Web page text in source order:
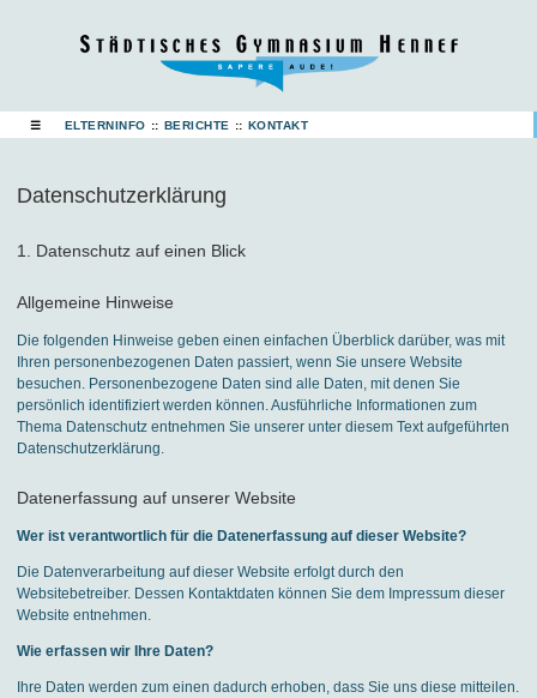
☰ ELTERNINFO :: BERICHTE :: KONTAKT
Datenschutzerklärung
1. Datenschutz auf einen Blick
Allgemeine Hinweise
Die folgenden Hinweise geben einen einfachen Überblick darüber, was mit
Ihren personenbezogenen Daten passiert, wenn Sie unsere Website
besuchen. Personenbezogene Daten sind alle Daten, mit denen Sie
persönlich identifiziert werden können. Ausführliche Informationen zum
Thema Datenschutz entnehmen Sie unserer unter diesem Text aufgeführten
Datenschutzerklärung.
Datenerfassung auf unserer Website
Wer ist verantwortlich für die Datenerfassung auf dieser Website?
Die Datenverarbeitung auf dieser Website erfolgt durch den
Websitebetreiber. Dessen Kontaktdaten können Sie dem Impressum dieser
Website entnehmen.
Wie erfassen wir Ihre Daten?
Ihre Daten werden zum einen dadurch erhoben, dass Sie uns diese mitteilen.